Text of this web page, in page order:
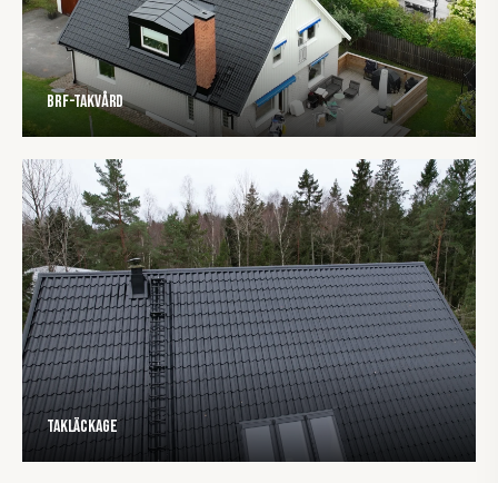
BRF-Takvård
Takläckage